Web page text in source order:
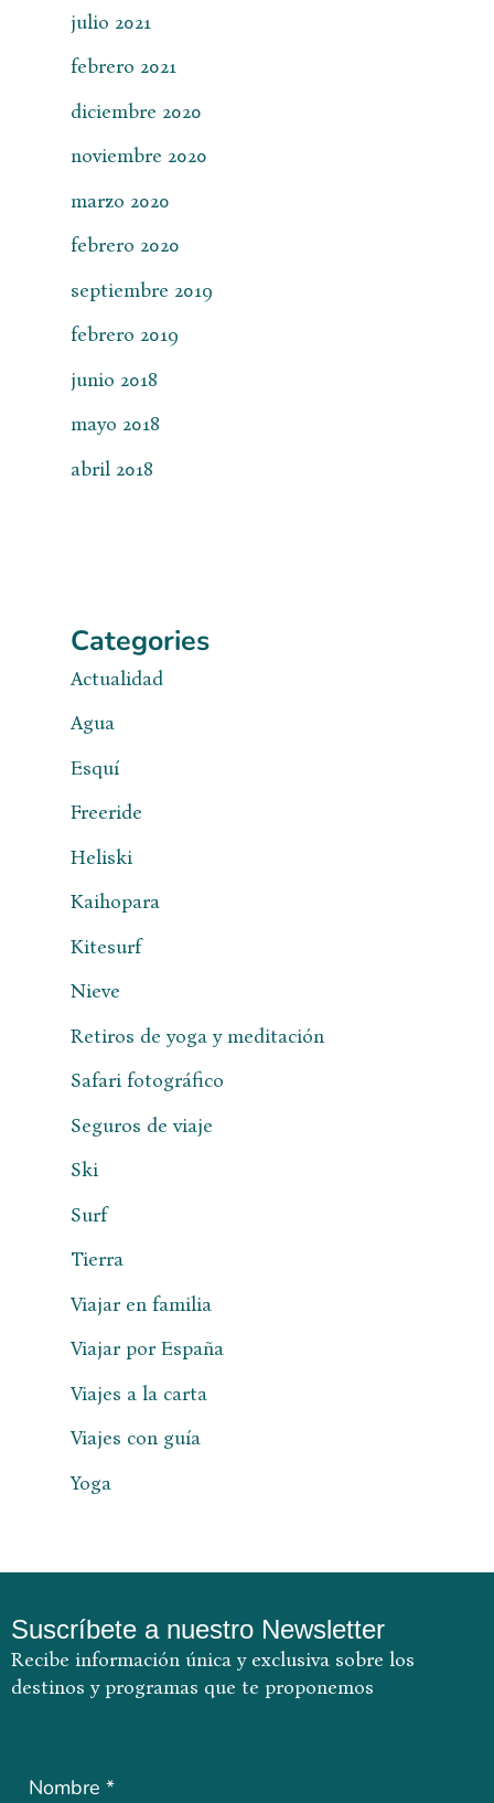
julio 2021
febrero 2021
diciembre 2020
noviembre 2020
marzo 2020
febrero 2020
septiembre 2019
febrero 2019
junio 2018
mayo 2018
abril 2018
Categories
Actualidad
Agua
Esquí
Freeride
Heliski
Kaihopara
Kitesurf
Nieve
Retiros de yoga y meditación
Safari fotográfico
Seguros de viaje
Ski
Surf
Tierra
Viajar en familia
Viajar por España
Viajes a la carta
Viajes con guía
Yoga
Suscríbete a nuestro Newsletter
Recibe información única y exclusiva sobre los
destinos yprogramas que te proponemos